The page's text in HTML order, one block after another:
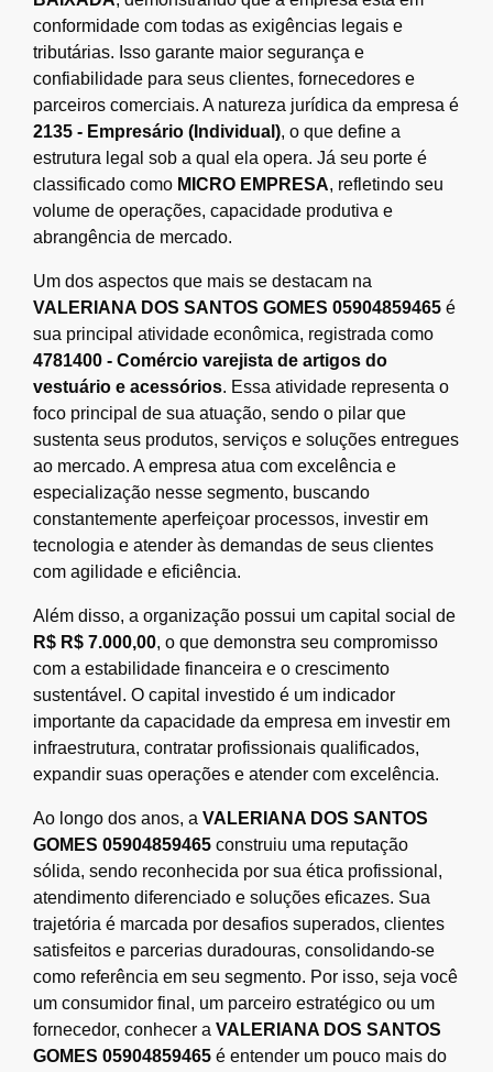
conformidade com todas as exigências legais e
tributárias. Isso garante maior segurança e
confiabilidade para seus clientes, fornecedores e
parceiros comerciais. A natureza jurídica da empresa é
2135 - Empresário (Individual), o que define a
estrutura legal sob a qual ela opera. Já seu porte é
classificado como MICRO EMPRESA, refletindo seu
volume de operações, capacidade produtiva e
abrangência de mercado.
Um dos aspectos que mais se destacam na
VALERIANA DOS SANTOS GOMES 05904859465 é
sua principal atividade econômica, registrada como
4781400 - Comércio varejista de artigos do
vestuário e acessórios. Essa atividade representa o
foco principal de sua atuação, sendo o pilar que
sustenta seus produtos, serviços e soluções entregues
ao mercado. A empresa atua com excelência e
especialização nesse segmento, buscando
constantemente aperfeiçoar processos, investir em
tecnologia e atender às demandas de seus clientes
com agilidade e eficiência.
Além disso, a organização possui um capital social de
R$ R$ 7.000,00, o que demonstra seu compromisso
com a estabilidade financeira e o crescimento
sustentável. O capital investido é um indicador
importante da capacidade da empresa em investir em
infraestrutura, contratar profissionais qualificados,
expandir suas operações e atender com excelência.
Ao longo dos anos, a VALERIANA DOS SANTOS
GOMES 05904859465 construiu uma reputação
sólida, sendo reconhecida por sua ética profissional,
atendimento diferenciado e soluções eficazes. Sua
trajetória é marcada por desafios superados, clientes
satisfeitos e parcerias duradouras, consolidando-se
como referência em seu segmento. Por isso, seja você
um consumidor final, um parceiro estratégico ou um
fornecedor, conhecer a VALERIANA DOS SANTOS
GOMES 05904859465 é entender um pouco mais do